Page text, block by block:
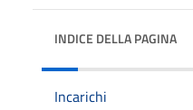
INDICE DELLA PAGINA
Incarichi